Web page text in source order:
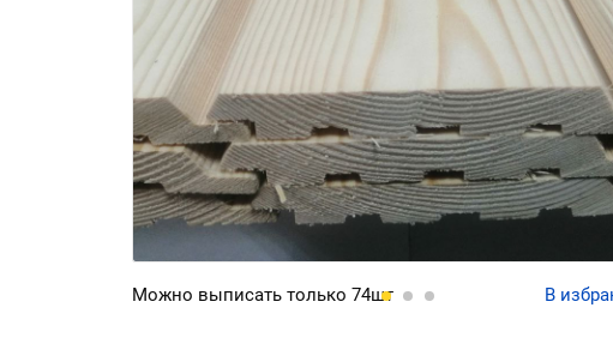
Можно выписать только 74шт В